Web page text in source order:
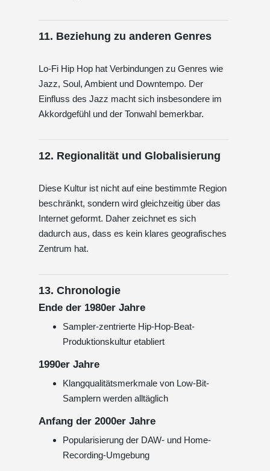
11. Beziehung zu anderen Genres
Lo-Fi Hip Hop hat Verbindungen zu Genres wie
Jazz, Soul, Ambient und Downtempo. Der
Einfluss des Jazz macht sich insbesondere im
Akkordgefühl und der Tonwahl bemerkbar.
12. Regionalität und Globalisierung
Diese Kultur ist nicht auf eine bestimmte Region
beschränkt, sondern wird gleichzeitig über das
Internet geformt. Daher zeichnet es sich
dadurch aus, dass es kein klares geografisches
Zentrum hat.
13. Chronologie
Ende der 1980er Jahre
Sampler-zentrierte Hip-Hop-Beat-
Produktionskultur etabliert
1990er Jahre
Klangqualitätsmerkmale von Low-Bit-
Samplern werden alltäglich
Anfang der 2000er Jahre
Popularisierung der DAW- und Home-
Recording-Umgebung